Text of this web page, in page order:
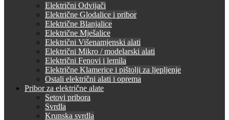
Električni Odvijači
Električne Glodalice i pribor
Električne Blanjalice
Električne Mješalice
Električni Višenamjenski alati
Električni Mikro / modelarski alati
Električni Fenovi i lemila
Električne Klamerice i pištolji za ljepljenje
Ostali električni alati i oprema
Pribor za električne alate
Setovi pribora
Svrdla
Krunska svrdla